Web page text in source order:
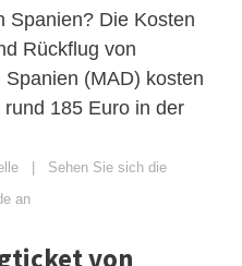
Spanien? Die Kosten
Rückflug von
(MAD) kosten
185 Euro in der
Sehen Sie sich die
an
von